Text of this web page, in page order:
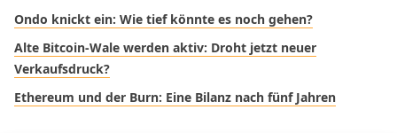
Ondo knickt ein: Wie tief könnte es noch gehen?
Alte Bitcoin-Wale werden aktiv: Droht jetzt neuer
Verkaufsdruck?
Ethereum und der Burn: Eine Bilanz nach fünf Jahren